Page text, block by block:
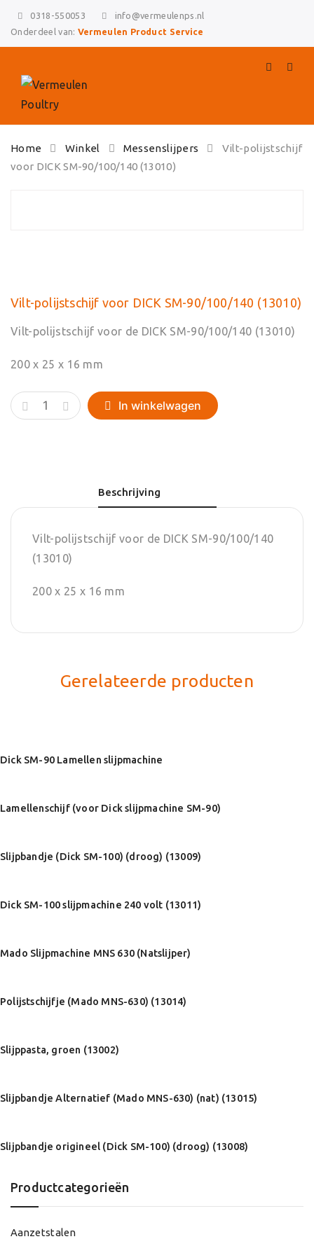
0318-550053
info@vermeulenps.nl
Onderdeel van: Vermeulen Product Service
to
content
Home Winkel Messenslijpers
Vilt-polijstschijf
voor DICK SM-90/100/140 (13010)
Productcategorieën
Aanzetstalen
Vilt-polijstschijf voor DICK SM-90/100/140 (13010)
Vilt-polijstschijf voor de DICK SM-90/100/140 (13010)
200 x 25 x 16 mm
Vilt-
polijstschijf
(13010)
aantal
In winkelwagen
Beschrijving
Vilt-polijstschijf voor de DICK SM-90/100/140
(13010)
200 x 25 x 16 mm
Gerelateerde producten
Dick SM-90 Lamellen slijpmachine
Lamellenschijf (voor Dick slijpmachine SM-90)
Slijpbandje (Dick SM-100) (droog) (13009)
Dick SM-100 slijpmachine 240 volt (13011)
Mado Slijpmachine MNS 630 (Natslijper)
Polijstschijfje (Mado MNS-630) (13014)
Slijppasta, groen (13002)
Slijpbandje Alternatief (Mado MNS-630) (nat) (13015)
Slijpbandje origineel (Dick SM-100) (droog) (13008)